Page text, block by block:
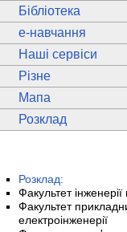
Бібліотека
e-навчання
Наші сервіси
Різне
Мапа
Розклад
Розклад:
Факультет
Факультет
електроінженерії